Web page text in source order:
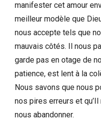
manifester cet amour
meilleur modèle que
nous accepte tels que
mauvais côtés. Il nous
garde pas en otage de
patience, est lent à la
Nous savons que nous
nos pires erreurs et
nous abandonner.